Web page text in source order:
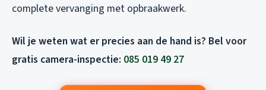
complete vervanging met opbraakwerk.
Wil je weten wat er precies aan de hand is? Bel voor
gratis camera-inspectie: 085 019 49 27